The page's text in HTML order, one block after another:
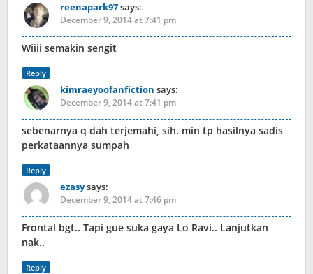
reenapark97says:
December 9, 2014 at 7:41 pm
Wiiii semakin sengit
Reply
kimraeyoofanfiction says:
December 9, 2014 at 7:41 pm
sebenarnya q dah terjemahi, sih. min tp hasilnya sadis
perkataannya sumpah
Reply
ezasysays:
December 9, 2014 at 7:46 pm
Frontal bgt.. Tapi gue suka gaya Lo Ravi.. Lanjutkan
nak..
Reply